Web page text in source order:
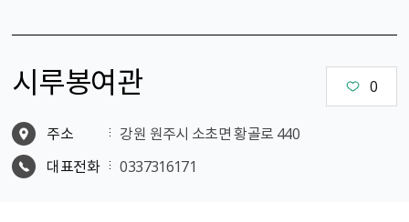
시루봉여관 0
주소
강원 원주시 소초면 황골로 440
대표전화
0337316171